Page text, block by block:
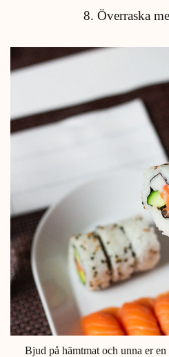
8. Överraska
Bjud på hämtmat och unna er